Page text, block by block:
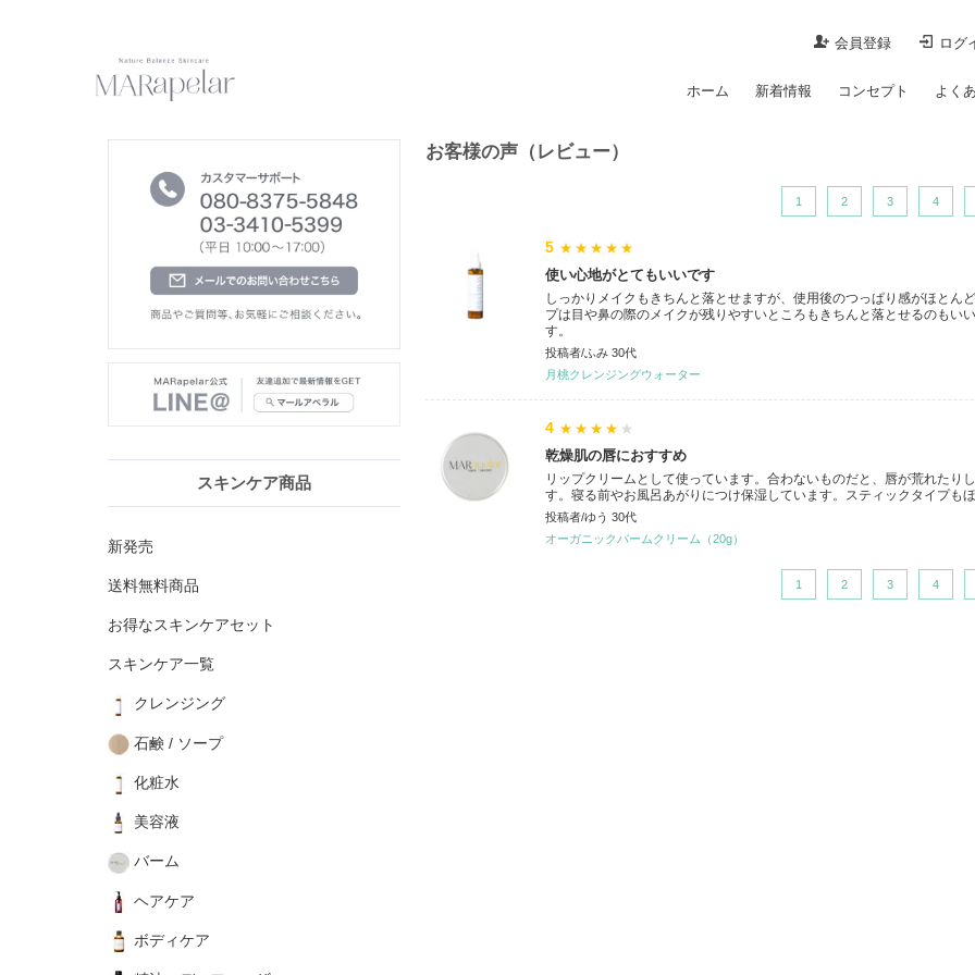
会員登録 ログ
ホーム 新着情報 コンセプト よく
お客様の声（レビュー）
1 2 3 4
5 ★★★★★
使い心地がとてもいいです
しっかりメイクもきちんと落とせますが、使用後のつっぱり感がほとん
プは目や鼻の際のメイクが残りやすいところもきちんと落とせるのもい
す。
投稿者/ふみ 30代
月桃クレンジングウォーター
4 ★★★★ ★
乾燥肌の唇におすすめ
リップクリームとして使っています。合わないものだと、唇が荒れた
す。寝る前やお風呂あがりにつけ保湿しています。スティックタイプも
投稿者/ゆう 30代
オーガニックバームクリーム（20g）
1 2 3 4
スキンケア商品
新発売
送料無料商品
お得なスキンケアセット
スキンケア一覧
クレンジング
石鹸 / ソープ
化粧水
美容液
バーム
ヘアケア
ボディケア